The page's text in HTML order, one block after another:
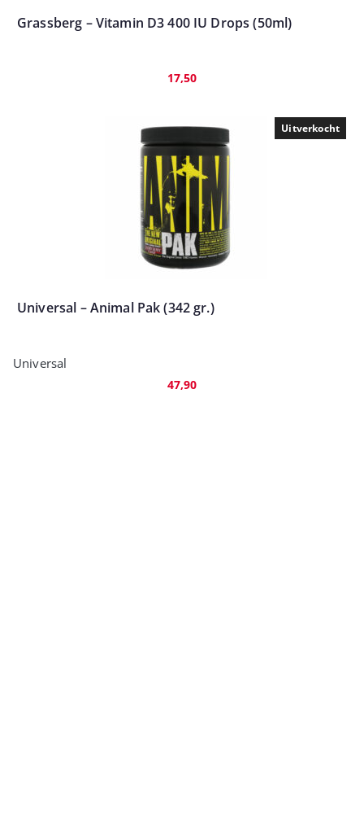
Grassberg – Vitamin D3 400 IU Drops (50ml)
17,50
Uitverkocht
Universal – Animal Pak (342 gr.)
Universal
47,90